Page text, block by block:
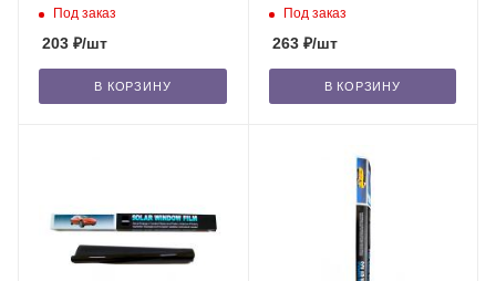
Под заказ
203 ₽/шт
В КОРЗИНУ
Под заказ
263₽/шт
В КОРЗИНУ